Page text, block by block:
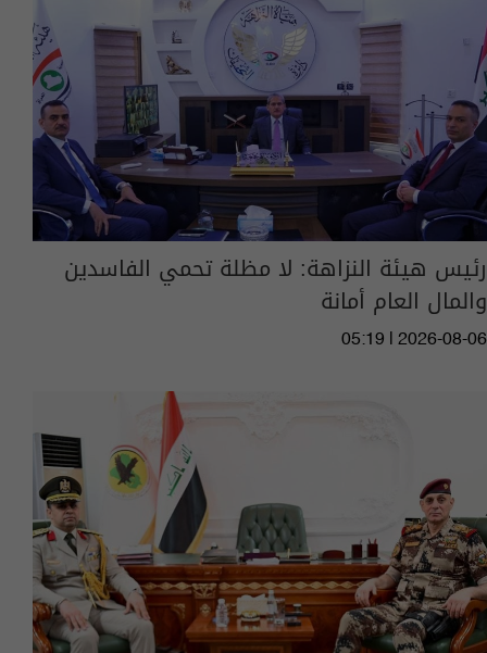
رئيس هيئة النزاهة: لا مظلة تحمي الفاسدين
والمال العام أمانة
05:19 | 2026-08-06